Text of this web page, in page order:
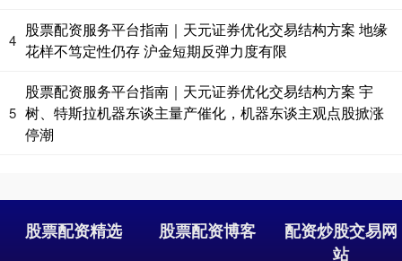
4
股票配资服务平台指南｜天元证券优化交易结构方案 地缘
花样不笃定性仍存 沪金短期反弹力度有限
5
股票配资服务平台指南｜天元证券优化交易结构方案 宇
树、特斯拉机器东谈主量产催化，机器东谈主观点股掀涨
停潮
股票配资精选 股票配资博客
配资炒股交易网
站